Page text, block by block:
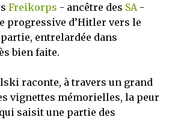
Freikorps - ancêtre des SA -
progressive d’Hitler vers le
entrelardée dans
bien faite.
raconte, à travers un grand
vignettes mémorielles, la peur
saisit une partie des